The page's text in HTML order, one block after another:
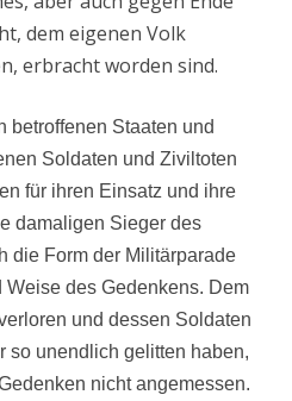
dem eigenen Volk
erbracht worden sind.
betroffenen Staaten und
Soldaten und Ziviltoten
für ihren Einsatz und ihre
damaligen Sieger des
die Form der Militärparade
des Gedenkens. Dem
und dessen Soldaten
so unendlich gelitten haben,
nicht angemessen.